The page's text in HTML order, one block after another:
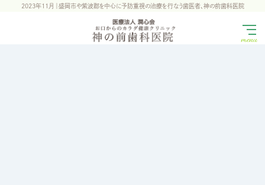
2023年11月 ｜盛岡市や紫波郡を中心に予防重視の治療を行なう歯医者、神の前歯科医院
menu